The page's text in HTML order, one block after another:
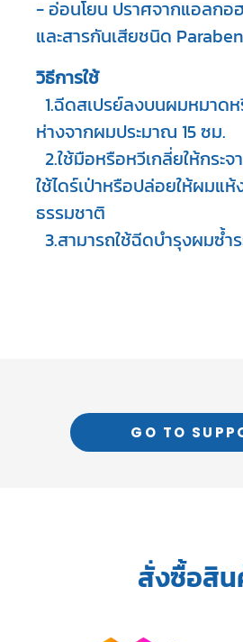
- อ่อนโยน ปราศจากแอลกอ
และสารกันเสียชนิด Paraben
วิธีการใช้
ห่างจากผมประมาณ 15 ซม.
ใช้ไดร์เป่าหรือปล่อยให้ผมแห้
ธรรมชาติ
3.สามารถใช้ฉีดบำรุงผมซ้ำ
GO TO
สั่งซื้อสิน